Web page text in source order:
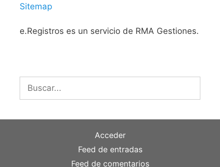
Sitemap
e.Registros es un servicio de RMA Gestiones.
Acceder
Feed de entradas
Feed de comentarios